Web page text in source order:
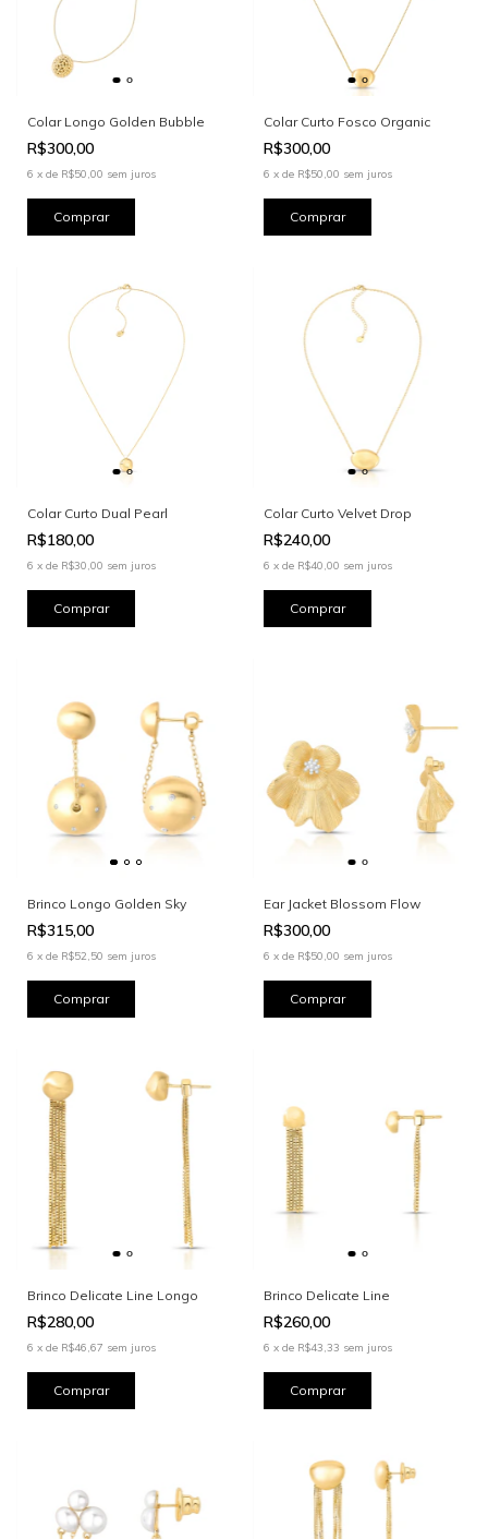
Colar Longo Golden Bubble
R$300,00
6 x de R$50,00 sem juros
Colar Curto Fosco Organic
R$300,00
6 x de R$50,00 sem juros
Colar Curto Dual Pearl
R$180,00
6 x de R$30,00 sem juros
Colar Curto Velvet Drop
R$240,00
6 x de R$40,00 sem juros
Brinco Longo Golden Sky
R$315,00
6 x de R$52,50 sem juros
Ear Jacket Blossom Flow
R$300,00
6 x de R$50,00 sem juros
Brinco Delicate Line Longo
R$280,00
6 x de R$46,67 sem juros
Brinco Delicate Line
R$260,00
6 x de R$43,33 sem juros